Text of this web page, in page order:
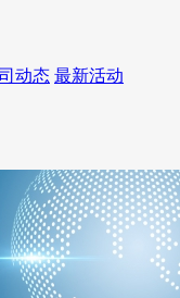
动态 最新活动